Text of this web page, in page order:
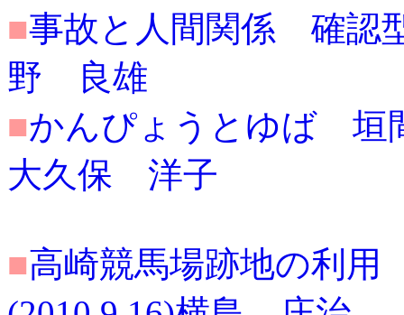
■事故と人間関係 確認
野 良雄
■かんぴょうとゆば 垣
大久保 洋子
■高崎競馬場跡地の利